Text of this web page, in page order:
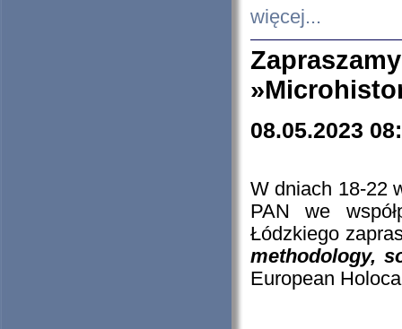
więcej...
08.05.2023
W dniach 18-22
PAN we
Łódzkiego
methodology,
European